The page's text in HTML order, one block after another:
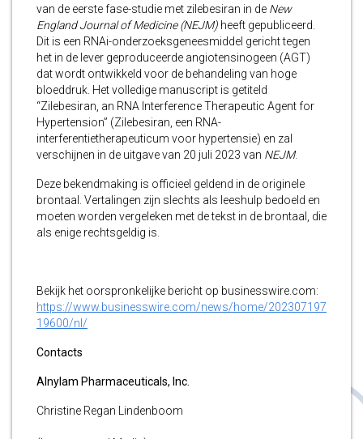
van de eerste fase-studie met zilebesiran in de New
England Journal of Medicine (NEJM) heeft gepubliceerd.
Dit is een RNAi-onderzoeksgeneesmiddel gericht tegen
het in de lever geproduceerde angiotensinogeen (AGT)
dat wordt ontwikkeld voor de behandeling van hoge
bloeddruk. Het volledige manuscript is getiteld
“Zilebesiran, an RNA Interference Therapeutic Agent for
Hypertension” (Zilebesiran, een RNA-
interferentietherapeuticum voor hypertensie) en zal
verschijnen in de uitgave van 20 juli 2023 van NEJM.
Deze bekendmaking is officieel geldend in de originele
brontaal. Vertalingen zijn slechts als leeshulp bedoeld en
moeten worden vergeleken met de tekst in de brontaal, die
als enige rechtsgeldig is.
Bekijk het oorspronkelijke bericht op businesswire.com:
https://www.businesswire.com/news/home/202307197
19600/nl/
Contacts
Alnylam Pharmaceuticals, Inc.
Christine Regan Lindenboom